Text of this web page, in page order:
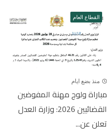
القطاع العام
منذ بضع ايام
مباراة ولوج مهنة المفوضين
القضائيين 2026: وزارة العدل
تعلن عن...